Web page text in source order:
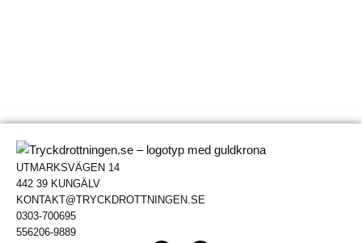
UTMARKSVÄGEN 14
442 39 KUNGÄLV
KONTAKT@TRYCKDROTTNINGEN.SE
0303-700695
556206-9889